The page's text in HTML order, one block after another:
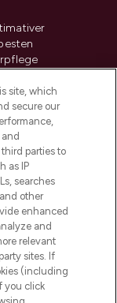
online
von 30€.
site, which
secure our
parties to
as IP
searches
other
enhanced
and
relevant
sites. If
(including
you click